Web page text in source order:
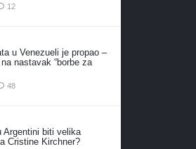
12komentara
u Venezueli je propao –
nastavak “borbe za
48komentara
Argentini biti velika
Cristine Kirchner?